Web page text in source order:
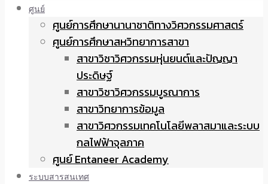
ศูนย์
ศูนย์การศึกษานานาชาติทางวิศวกรรมศาสตร์
ศูนย์การศึกษาสหวิทยาการสาขา
สาขาวิชาวิศวกรรมหุ่นยนต์และปัญญา
ประดิษฐ์
สาขาวิชาวิศวกรรมบูรณาการ
สาขาวิทยาการข้อมูล
สาขาวิศวกรรมเทคโนโลยีพลาสมาและระบบ
กลไฟฟ้าจุลภาค
ศูนย์ Entaneer Academy
ระบบสารสนเทศ